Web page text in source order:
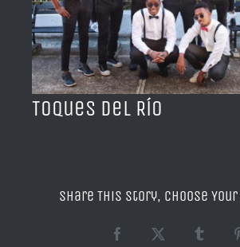
ACERCA DE
CONTACTO
Toques del Río
Share This Story, Choose
Facebook
X Tumblr